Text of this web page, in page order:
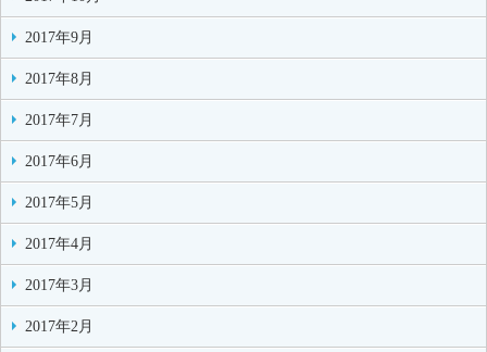
2017年9月
2017年8月
2017年7月
2017年6月
2017年5月
2017年4月
2017年3月
2017年2月